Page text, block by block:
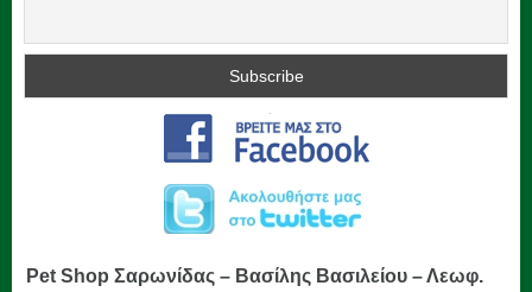
Pet Shop Σαρωνίδας – Βασίλης Βασιλείου – Λεωφ.